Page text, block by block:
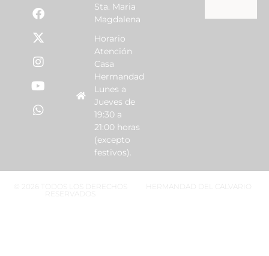
Sta. Maria
Magdalena
Horario
Atención
Casa
Hermandad
Lunes a
Jueves de
19:30 a
21:00 horas
(excepto
festivos).
HERMANDAD DEL CALVARIO